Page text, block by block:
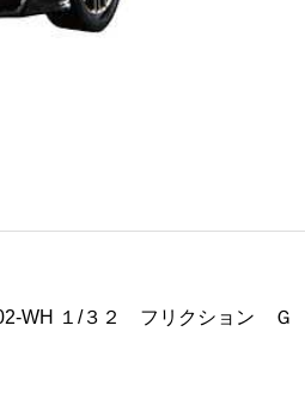
WH １/３２ フリクション Ｇ